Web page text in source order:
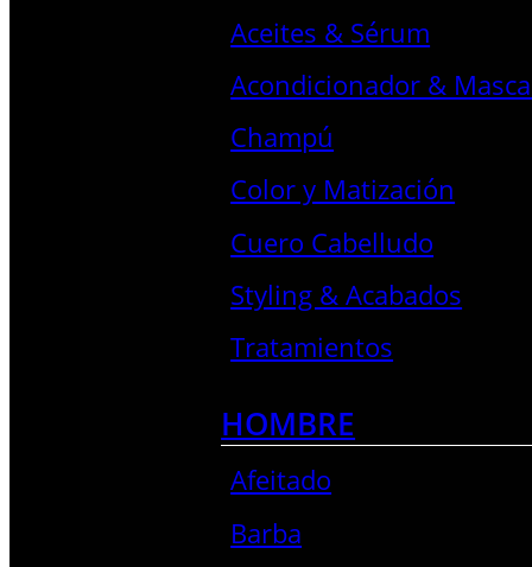
Aceites & Sérum
Acondicionador &
Champú
Color y Matización
Cuero Cabelludo
Styling & Acabados
Tratamientos
HOMBRE
Afeitado
Barba